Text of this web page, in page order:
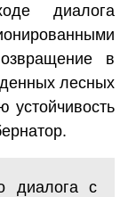
диалога
в
лесных
устойчивость
диалога с